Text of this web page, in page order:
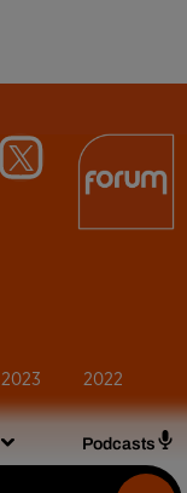
Podcasts
2023 2022